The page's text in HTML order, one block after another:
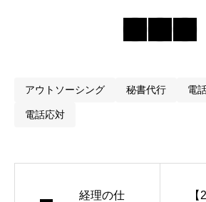
アウトソーシング 秘書代行 電
電話応対
経理の仕